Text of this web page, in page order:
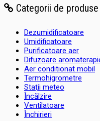
Categorii de produse
Dezumidificatoare
Umidificatoare
Purificatoare aer
Difuzoare
Aer conditionat mobil
Termohigrometre
Staţii meteo
Încălzire
Ventilatoare
Închirieri